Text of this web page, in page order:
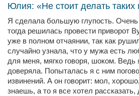
Юлия: «Не стоит делать таких
Я сделала большую глупость.
тогда решилась провести приворот
уже в полном отчаянии, так как
случайно узнала, что у мужа есть
для меня, мягко говоря, шоком. Ведь
доверяла. Попыталась я с ним
извинений. А он говорит: мол,
знаешь, а то я все хотел